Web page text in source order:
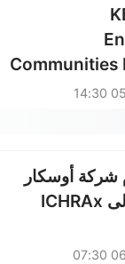
Communities
The Case For05/
شركة أوسكار
هيلث (OSCR) إلى ICHRAx
06/